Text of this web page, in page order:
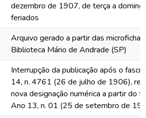
dezembro de 1907, de terça a
feriados
Arquivo gerado a partir das
Biblioteca Mário de Andrade (SP)
Interrupção da publicação após o
14, n. 4761 (26 de julho de 1906),
nova designação numérica a partir do
Ano 13, n. 01 (25 de setembro de